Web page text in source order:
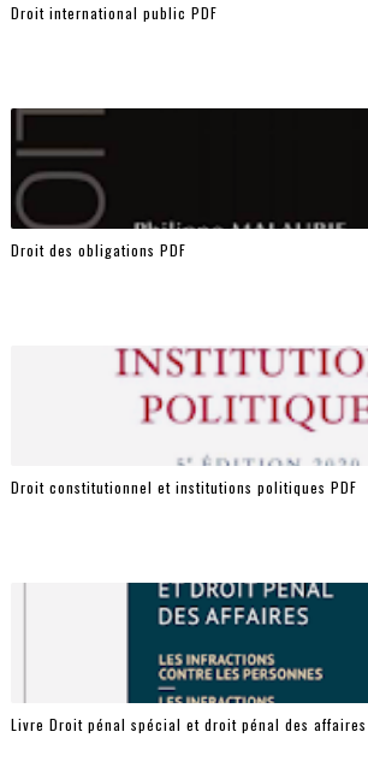
Droit international public PDF
Droit des obligations PDF
Droit constitutionnel et institutions politiques PDF
Livre Droit pénal spécial et droit pénal des affaires